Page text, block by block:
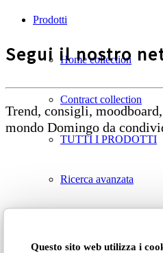
Questo sito web utilizza i
Prodotti
Home collection
Contract collection
TUTTI I PRODOTTI
Ricerca avanzata
Segui il nostro
Trend, consigli,
mondo Domingo da